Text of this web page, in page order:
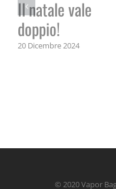
Il natale vale
doppio!
20 Dicembre 2024
© 2020 Vapor